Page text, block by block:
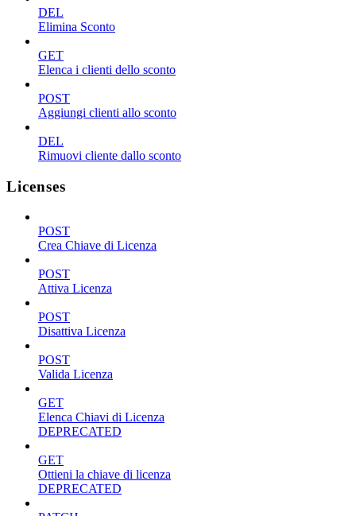
DEL
Elimina Sconto
GET
Elenca i clienti dello sconto
POST
Aggiungi clienti allo sconto
DEL
Rimuovi cliente dallo sconto
Licenses
POST
Crea Chiave di Licenza
POST
Attiva Licenza
POST
Disattiva Licenza
POST
Valida Licenza
GET
Elenca Chiavi di Licenza
DEPRECATED
GET
Ottieni la chiave di licenza
DEPRECATED